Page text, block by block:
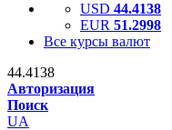
USD 44.4138
EUR 51.2998
Все курсы валют
44.4138
Авторизация
Поиск
UA